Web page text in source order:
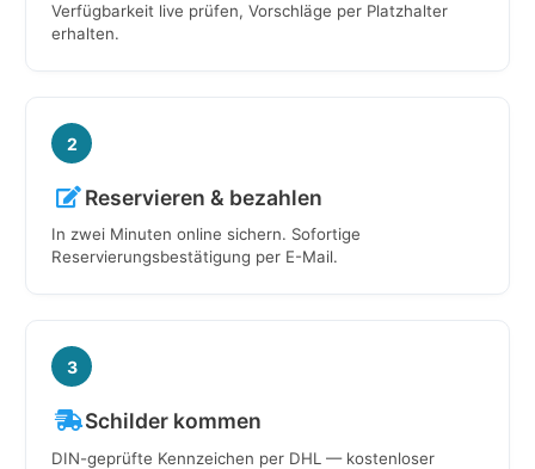
Verfügbarkeit live prüfen, Vorschläge per Platzhalter
erhalten.
2
Reservieren & bezahlen
In zwei Minuten online sichern. Sofortige
Reservierungsbestätigung per E-Mail.
3
Schilder kommen
DIN-geprüfte Kennzeichen per DHL — kostenloser